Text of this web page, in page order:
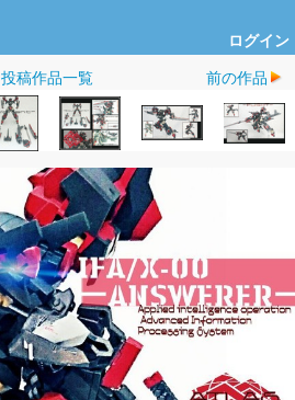
ログイン
投稿作品一覧 前の作品